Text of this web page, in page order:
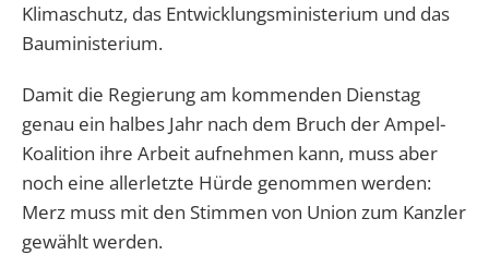
Klimaschutz, das Entwicklungsministerium und das
Bauministerium.
Damit die Regierung am kommenden Dienstag
genau ein halbes Jahr nach dem Bruch der Ampel-
Koalition ihre Arbeit aufnehmen kann, muss aber
noch eine allerletzte Hürde genommen werden:
Merz muss mit den Stimmen von Union zum Kanzler
gewählt werden.